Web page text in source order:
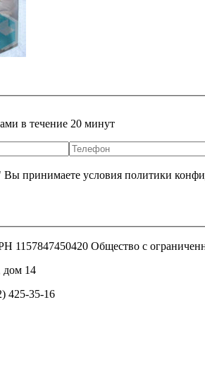
в течение 20 минут
принимаете условия политики
Общество с
дом 14
425-35-16